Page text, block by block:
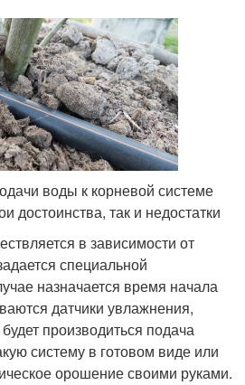
воды к корневой системе
достоинства, так и недостатки
в зависимости от
специальной
назначается время начала
датчики увлажнения,
производиться подача
систему в готовом виде или
орошение своими руками.